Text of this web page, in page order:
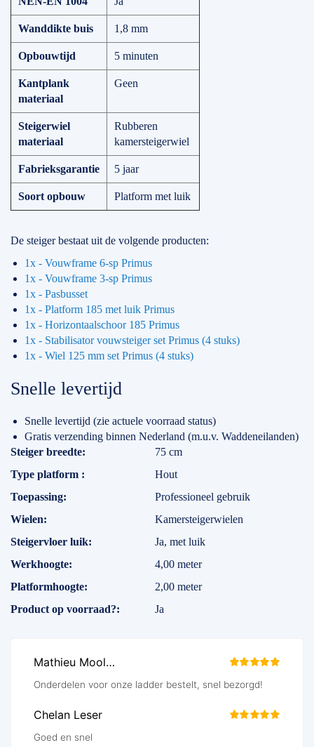
Wanddikte buis 1,8 mm
Opbouwtijd 5 minuten
Kantplank
materiaal
Geen
Steigerwiel
materiaal
Rubberen
kamersteigerwiel
Fabrieksgarantie 5 jaar
Soort opbouw Platform met luik
De steiger bestaat uit de volgende producten:
1x - Vouwframe 6-sp Primus
1x - Vouwframe 3-sp Primus
1x - Pasbusset
1x - Platform 185 met luik Primus
1x - Horizontaalschoor 185 Primus
1x - Stabilisator vouwsteiger set Primus (4 stuks)
1x - Wiel 125 mm set Primus (4 stuks)
Snelle levertijd
Snelle levertijd (zie actuele voorraad status)
Gratis verzending binnen Nederland (m.u.v. Waddeneilanden)
Specificaties
Steiger breedte
75 cm
Type platform
Hout
Toepassing
Professioneel gebruik
Wielen
Kamersteigerwielen
Steigervloer luik
Ja, met luik
Werkhoogte
4,00 meter
Platformhoogte
2,00 meter
Product op voorraad?
Ja